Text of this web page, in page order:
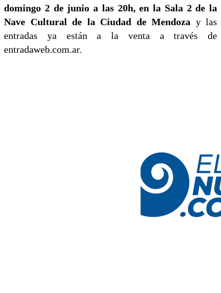
domingo 2 de junio a las 20h, en la Sala 2 de la
Nave Cultural de la Ciudad de Mendoza y las
entradas ya están a la venta a través de
entradaweb.com.ar.